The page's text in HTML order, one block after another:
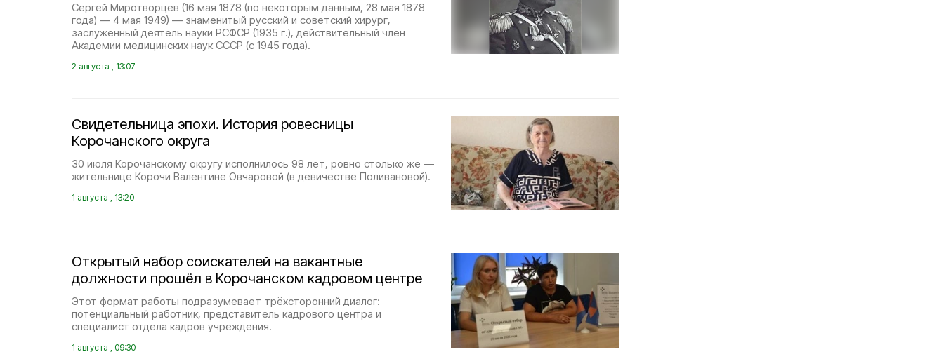
Сергей Миротворцев (16 мая 1878 (по некоторым данным, 28 мая 1878
года) — 4 мая 1949) — знаменитый русский и советский хирург,
заслуженный деятель науки РСФСР (1935 г.), действительный член
Академии медицинских наук СССР (с 1945 года).
2 августа , 13:07
Свидетельница эпохи. История ровесницы
Корочанского округа
30 июля Корочанскому округу исполнилось 98 лет, ровно столько же —
жительнице Корочи Валентине Овчаровой (в девичестве Поливановой).
1 августа , 13:20
Открытый набор соискателей на вакантные
должности прошёл в Корочанском кадровом центре
Этот формат работы подразумевает трёхсторонний диалог:
потенциальный работник, представитель кадрового центра и
специалист отдела кадров учреждения.
1 августа , 09:30